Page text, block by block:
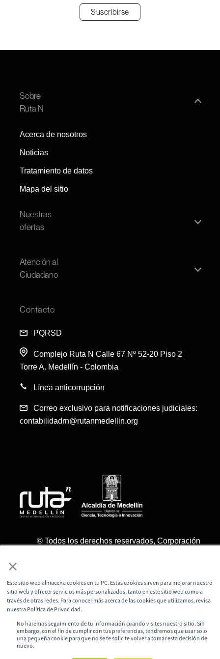
×
Este sitio web almacena cookies en tu PC. Estas cookies sirven para mejorar nuestro
sitio web y ofrecer servicios más personalizados, tanto en este sitio web como a
través de otras redes. Para conocer más acerca de las cookies que utilizamos, revisa
nuestra Política de Privacidad.
No haremos seguimiento de tu información cuando visites nuestro sitio. Sin
embargo, con el fin de cumplir con tus preferencias, tendremos que usar solo
una pequeña cookie para que no se te solicite volver a tomar esta decisión de
nuevo.
Sobre
Ruta N
Acerca de nosotros
Noticias
Tratamiento de datos
Mapa del sitio
Nuestras
ofertas
Convocatoria pública
Open House
Atención al
Ciudadano
PQRSD
Contacto
PQRSD
Complejo Ruta N Calle 67 Nº 52-20 Piso 2
Torre A. Medellín - Colombia
Línea anticorrupción
Correo exclusivo para notificaciones judiciales:
contabilidadrn@rutanmedellin.org
© Todos los derechos reservados, Corporación